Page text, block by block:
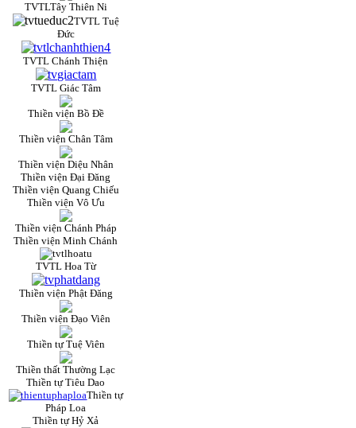
TVTLTây Thiên Ni
TVTL Tuệ
Đức
TVTL Chánh Thiện
TVTL Giác Tâm
Thiền viện Bồ Đề
Thiền viện Chân Tâm
Thiền viện Diệu Nhân
Thiền viện Đại Đăng
Thiền viện Quang Chiếu
Thiền viện Vô Ưu
Thiền viện Chánh Pháp
Thiền viện Minh Chánh
TVTL Hoa Từ
Thiền viện Phật Đăng
Thiền viện Đạo Viên
Thiền tự Tuệ Viên
Thiền thất Thường Lạc
Thiền tự Tiêu Dao
Thiền tự
Pháp Loa
Thiền tự Hỷ Xả